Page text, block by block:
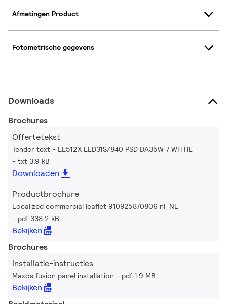
Afmetingen Product
Fotometrische gegevens
Downloads
Brochures
Offertetekst
Tender text - LL512X LED31S/840 PSD DA35W 7 WH HE
txt 3.9 kB
Downloaden
Productbrochure
Localized commercial leaflet 910925870806 nl_NL
pdf 338.2 kB
Bekijken
Brochures
Installatie-instructies
Maxos fusion panel installation pdf 1.9 MB
Bekijken